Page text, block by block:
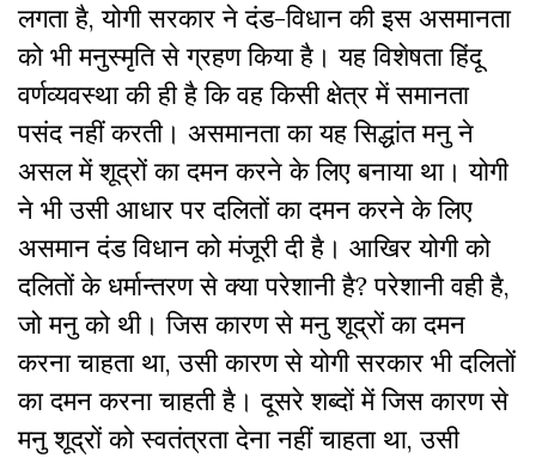
लगता है, योगी सरकार ने दंड-विधान की इस असमानता
को भी मनुस्मृति से ग्रहण किया है। यह विशेषता हिंदू
वर्णव्यवस्था की ही है कि वह किसी क्षेत्र में समानता
पसंद नहीं करती। असमानता का यह सिद्धांत मनु ने
असल में शूद्रों का दमन करने के लिए बनाया था। योगी
ने भी उसी आधार पर दलितों का दमन करने के लिए
असमान दंड विधान को मंजूरी दी है। आखिर योगी को
दलितों के धर्मान्तरण से क्या परेशानी है? परेशानी वही है,
जो मनु को थी। जिस कारण से मनु शूद्रों का दमन
करना चाहता था, उसी कारण से योगी सरकार भी दलितों
का दमन करना चाहती है। दूसरे शब्दों में जिस कारण से
मनु शूद्रों को स्वतंत्रता देना नहीं चाहता था, उसी